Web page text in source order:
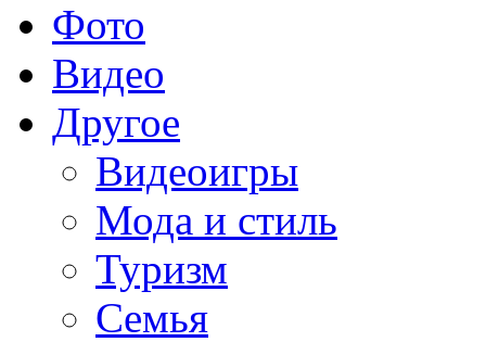
Фото
Видео
Другое
Видеоигры
Мода и стиль
Туризм
Семья